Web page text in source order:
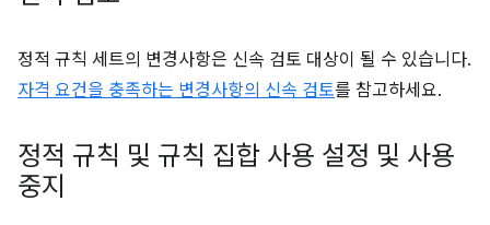
정적 규칙 세트의 변경사항은 신속 검토 대상이 될 수 있습니다.
자격 요건을 충족하는 변경사항의 신속 검토를 참고하세요.
정적 규칙 및 규칙 집합 사용 설정 및 사용
중지